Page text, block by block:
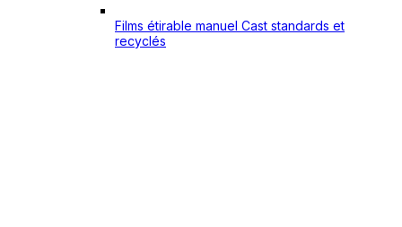
Films étirable manuel Cast standards et
recyclés